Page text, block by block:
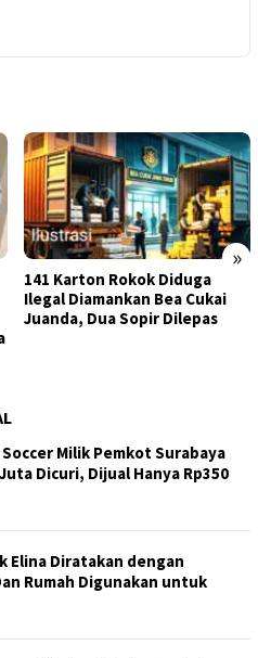
»
141 Karton Rokok Diduga
Ilegal Diamankan Bea Cukai
Juanda, Dua Sopir Dilepas
Milik Pemkot Surabaya
Dicuri, Dijual Hanya Rp350
Elina Diratakan dengan
Rumah Digunakan untuk